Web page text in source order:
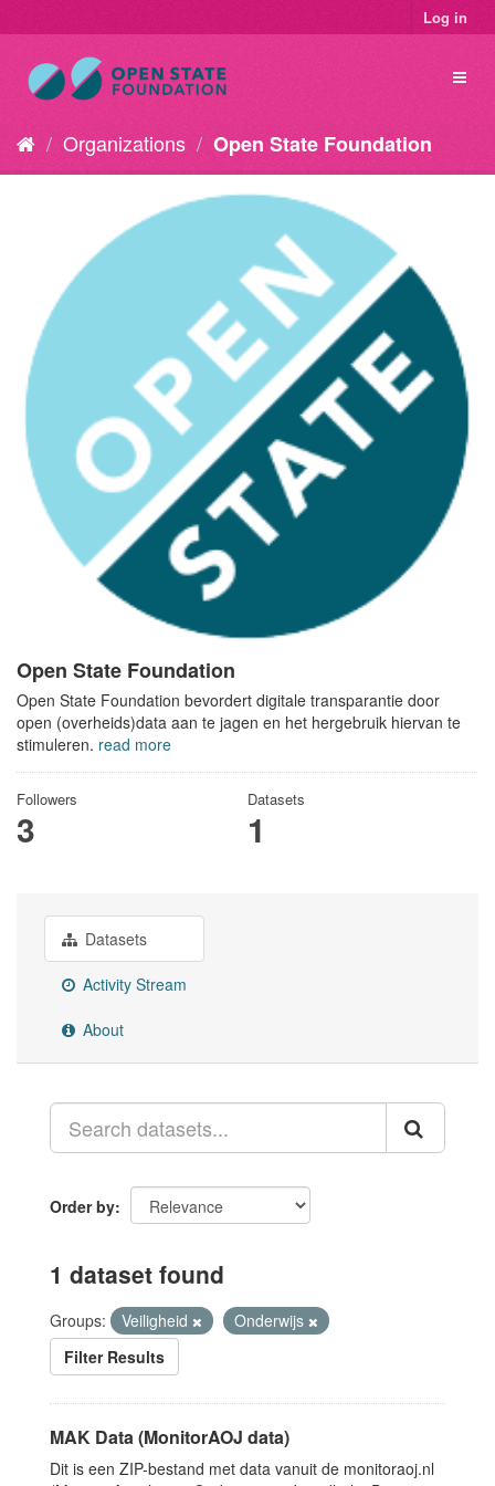
Log in
Organizations Open State Foundation
Open State Foundation
Open State Foundation bevordert digitale transparantie door
open (overheids)data aan te jagen en het hergebruik hiervan te
stimuleren. read more
Followers
3
Datasets
1
Datasets
Activity Stream
About
Order by
1 dataset found
Groups: Veiligheid
Onderwijs
Filter Results
MAK Data (MonitorAOJ data)
Dit is een ZIP-bestand met data vanuit de monitoraoj.nl